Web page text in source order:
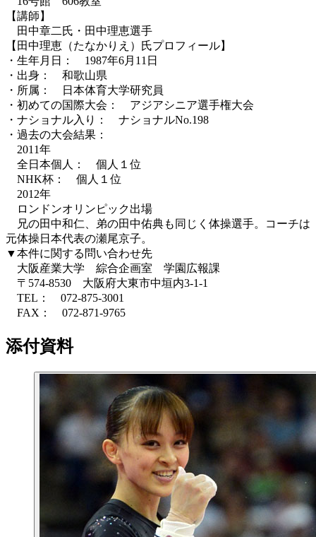
【講師】
田中章二氏・田中理恵選手
【田中理恵（たなかりえ）氏プロフィール】
・生年月日： 1987年6月11日
・出身： 和歌山県
・所属： 日本体育大学研究員
・初めての国際大会： アジアシニア選手権大会
・ナショナル入り： ナショナルNo.198
・過去の大会結果：
2011年
全日本個人： 個人１位
NHK杯： 個人１位
2012年
ロンドンオリンピック出場
兄の田中和仁、弟の田中佑典も同じく体操選手。コーチは
元体操日本代表の瀬尾京子。
▼本件に関する問い合わせ先
大阪産業大学 綜合企画室 学園広報課
〒574-8530 大阪府大東市中垣内3-1-1
TEL： 072-875-3001
FAX： 072-871-9765
添付資料